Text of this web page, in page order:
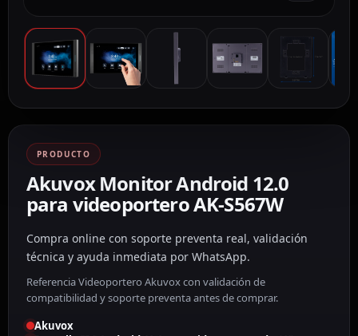
PRODUCTO
Akuvox Monitor Android 12.0
para videoportero AK-S567W
Compra online con soporte preventa real, validación
técnica y ayuda inmediata por WhatsApp.
Referencia Videoportero Akuvox con validación de
compatibilidad y soporte preventa antes de comprar.
Akuvox